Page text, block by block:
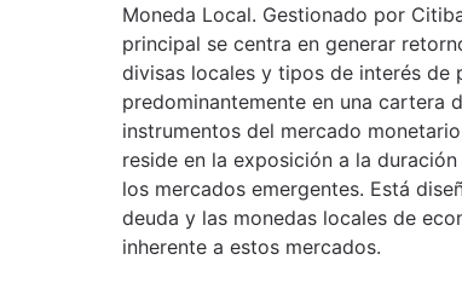
Moneda Local. Gestionado por
principal se centra en generar
divisas locales y tipos de interés de
predominantemente en una cartera
instrumentos del mercado
reside en la exposición a la
los mercados emergentes. Está
deuda y las monedas locales de
inherente a estos mercados.